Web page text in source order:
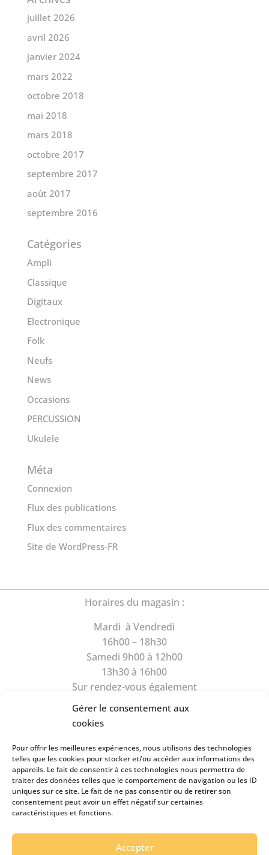
Gérer le consentement aux
cookies
Pour offrir les meilleures expériences, nous utilisons des technologies
telles que les cookies pour stocker et/ou accéder aux informations des
appareils. Le fait de consentir à ces technologies nous permettra de
traiter des données telles que le comportement de navigation ou les ID
uniques sur ce site. Le fait de ne pas consentir ou de retirer son
consentement peut avoir un effet négatif sur certaines
caractéristiques et fonctions.
Accepter
juillet 2026
avril 2026
janvier 2024
mars 2022
octobre 2018
mai 2018
mars 2018
octobre 2017
septembre 2017
août 2017
septembre 2016
Catégories
Ampli
Classique
Digitaux
Electronique
Folk
Neufs
News
Occasions
PERCUSSION
Ukulele
Méta
Connexion
Flux des publications
Flux des commentaires
Site de WordPress-FR
Horaires du magasin :
Mardi à Vendredi
16h00 – 18h30
Samedi 9h00 à 12h00
13h30 à 16h00
Sur rendez-vous également
Rue du Camus 6
1470 Estavayer-le-Lac
Tél026 663 89 39
pianos.clairson@bluewin.ch